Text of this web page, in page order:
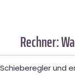
Rechner:
und